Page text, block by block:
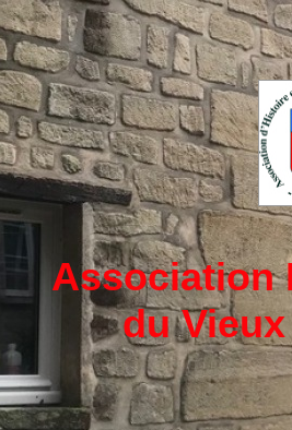
Association
du